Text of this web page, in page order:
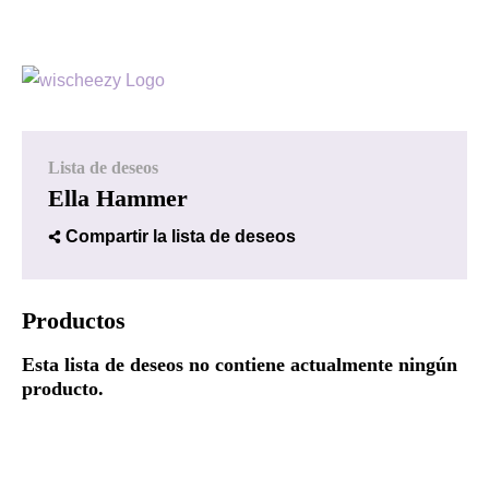
Lista de deseos
Ella Hammer
Compartir la lista de deseos
Productos
Esta lista de deseos no contiene actualmente ningún
producto.